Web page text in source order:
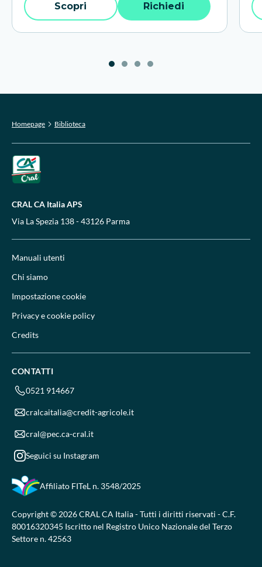
Scopri Richiedi
Homepage Biblioteca
CRAL CA Italia APS
Via La Spezia 138 - 43126 Parma
Manuali utenti
Chi siamo
Impostazione cookie
Privacy e cookie policy
Credits
CONTATTI
0521 914667
cralcaitalia@credit-agricole.it
cral@pec.ca-cral.it
Seguici su Instagram
Affiliato FITeL n. 3548/2025
Copyright © 2026 CRAL CA Italia - Tutti i diritti riservati - C.F.
80016320345 Iscritto nel Registro Unico Nazionale del Terzo
Settore n. 42563